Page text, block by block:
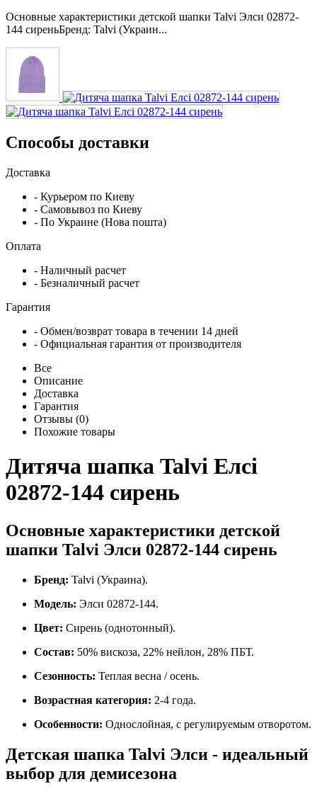
Основные характеристики детской шапки Talvi Элси 02872-
144 сиреньБренд: Talvi (Украин...
Способы доставки
Доставка
- Курьером по Киеву
- Самовывоз по Киеву
- По Украине (Нова пошта)
Оплата
- Наличный расчет
- Безналичный расчет
Гарантия
- Обмен/возврат товара в течении 14 дней
- Официальная гарантия от производителя
Все
Описание
Доставка
Гарантия
Отзывы (0)
Похожие товары
Дитяча шапка Talvi Елсі
02872-144 сирень
Основные характеристики детской
шапки Talvi Элси 02872-144 сирень
Бренд: Talvi (Украина).
Модель: Элси 02872-144.
Цвет: Сирень (однотонный).
Состав: 50% вискоза, 22% нейлон, 28% ПБТ.
Сезонность: Теплая весна / осень.
Возрастная категория: 2-4 года.
Особенности: Однослойная, с регулируемым отворотом.
Детская шапка Talvi Элси - идеальный
выбор для демисезона